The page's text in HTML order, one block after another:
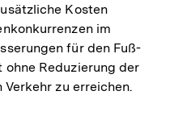
Kosten
im
für den Fuß-
Reduzierung der
zu erreichen.